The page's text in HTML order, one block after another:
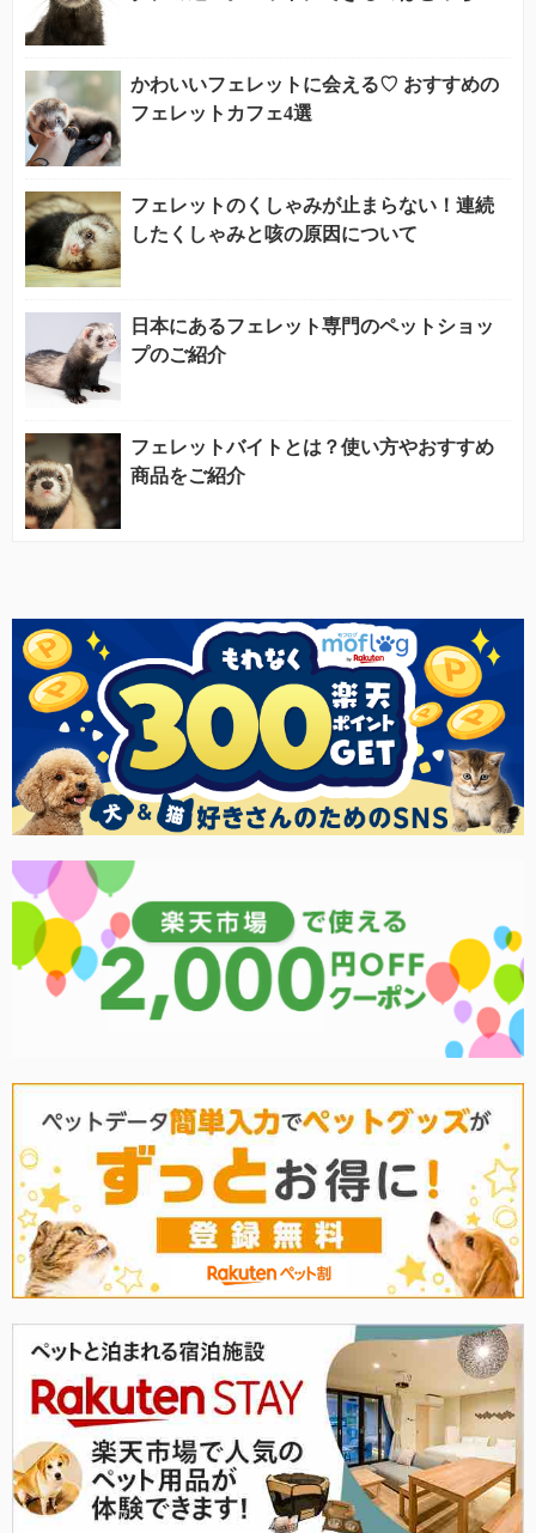
かわいいフェレットに会える♡ おすすめの
フェレットカフェ4選
フェレットのくしゃみが止まらない！連続
したくしゃみと咳の原因について
日本にあるフェレット専門のペットショッ
プのご紹介
フェレットバイトとは？使い方やおすすめ
商品をご紹介